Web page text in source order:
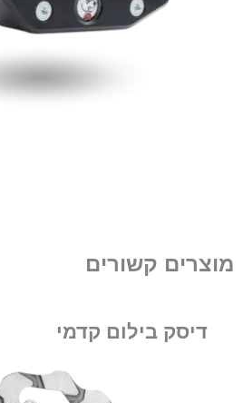
מוצרים קשורים
דיסק בילום קדמי